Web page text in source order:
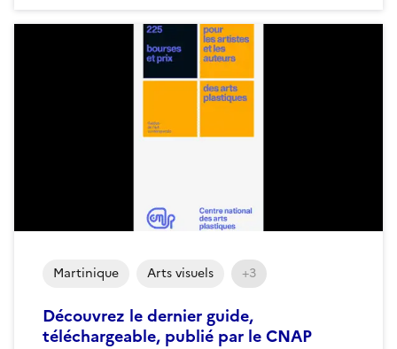
Découvrez le dernier guide,
téléchargeable, publié par le CNAP
Martinique Arts visuels +3